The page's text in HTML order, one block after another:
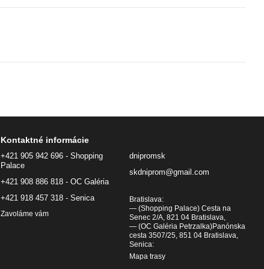
Kontaktné informácie
+421 905 942 696 - Shopping
Palace
+421 908 886 818 - OC Galéria
+421 918 457 318 - Senica
Zavoláme vám
dnipromsk
skdniprom@gmail.com
Bratislava:
— (Shopping Palace) Cesta na
Senec 2/A, 821 04 Bratislava,
— (OC Galéria Petrzalka)Panónska
cesta 3507/25, 851 04 Bratislava,
Senica:
Mapa trasy